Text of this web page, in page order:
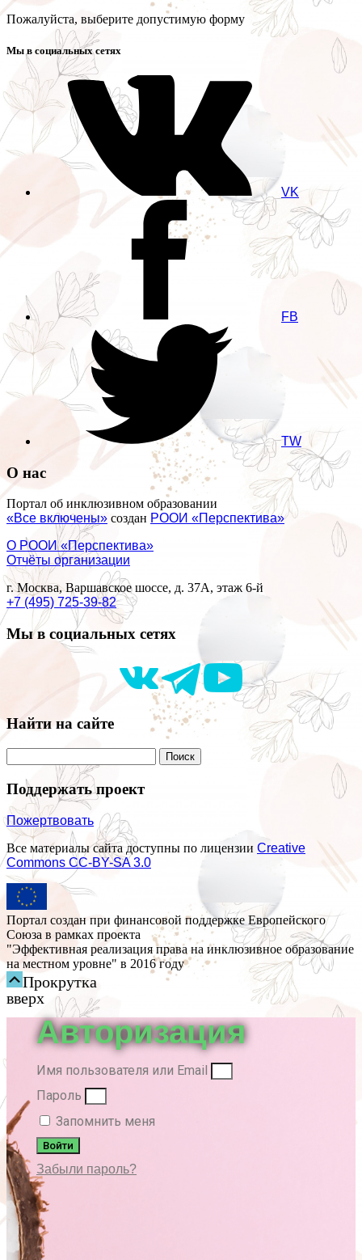
Пожалуйста, выберите допустимую форму
Мы в социальных сетях
VK
FB
TW
О нас
Портал об инклюзивном образовании
«Все включены» создан РООИ «Перспектива»
О РООИ «Перспектива»
Отчёты организации
г. Москва, Варшавское шоссе, д. 37А, этаж 6-й
+7 (495) 725-39-82
Мы в социальных сетях
Найти на сайте
Поддержать проект
Пожертвовать
Все материалы сайта доступны по лицензии Creative
Commons СС-BY-SA 3.0
Портал создан при финансовой поддержке Европейского
Союза в рамках проекта
"Эффективная реализация права на инклюзивное образование
на местном уровне" в 2016 году
Прокрутка
вверх
Авторизация
Имя пользователя или Email
Пароль
Запомнить меня
Войти
Забыли пароль?